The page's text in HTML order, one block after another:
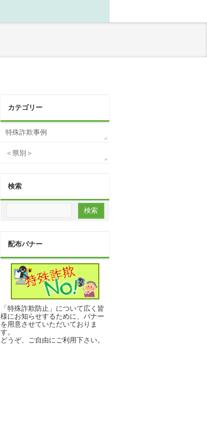
カテゴリー
特殊詐欺事例
＜県別＞
検索
配布バナー
「特殊詐欺防止」について広く皆
様にお知らせするために、バナー
を用意させていただいておりま
す。
どうぞ、ご自由にご利用下さい。